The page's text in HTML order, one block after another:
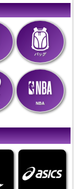
バッグ
NBA